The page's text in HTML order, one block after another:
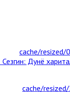
Дунё